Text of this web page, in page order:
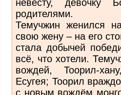
невесту, девочку
родителями.
Темучжин женился
свою жену – на его
стала добычей
всё, что хотели.
вождей, Тоорил-
Есугея; Тоорил
с новым вождём